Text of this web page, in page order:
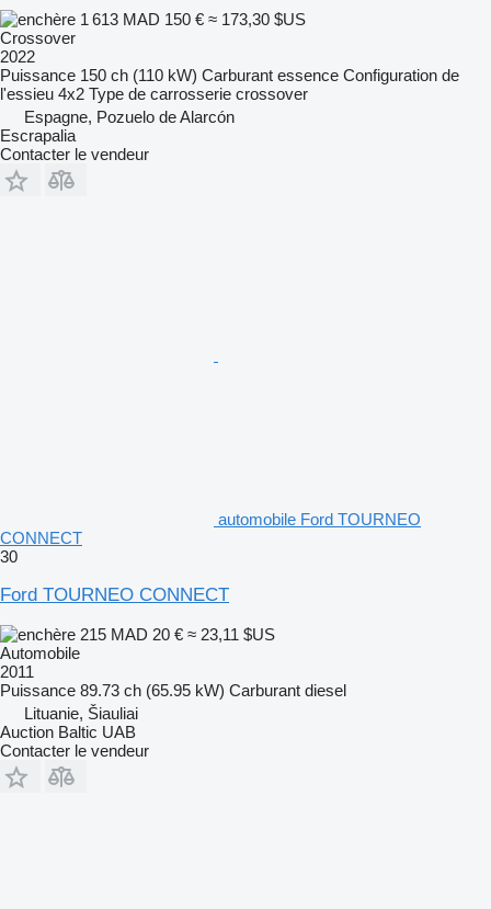
1 613 MAD 150 € ≈ 173,30 $US
Crossover
2022
Puissance 150 ch (110 kW) Carburant essence Configuration de
l'essieu 4x2 Type de carrosserie crossover
Espagne, Pozuelo de Alarcón
Escrapalia
Contacter le vendeur
automobile Ford TOURNEO
CONNECT
30
Ford TOURNEO CONNECT
215 MAD 20 € ≈ 23,11 $US
Automobile
2011
Puissance 89.73 ch (65.95 kW) Carburant diesel
Lituanie, Šiauliai
Auction Baltic UAB
Contacter le vendeur